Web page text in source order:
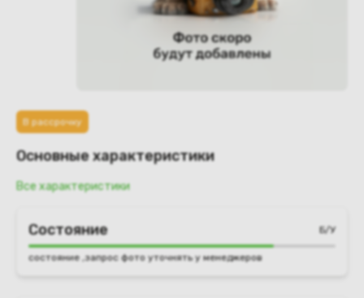
В рассрочку
Основные характеристики
Все характеристики
Состояние Б/У
состояние ,запрос фото уточнять у менеджеров